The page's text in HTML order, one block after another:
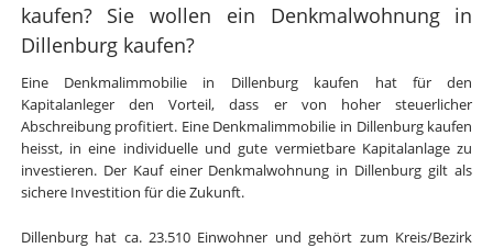
kaufen? Sie wollen ein Denkmalwohnung in
Dillenburg kaufen?
Eine Denkmalimmobilie in Dillenburg kaufen hat für den
Kapitalanleger den Vorteil, dass er von hoher steuerlicher
Abschreibung profitiert. Eine Denkmalimmobilie in Dillenburg kaufen
heisst, in eine individuelle und gute vermietbare Kapitalanlage zu
investieren. Der Kauf einer Denkmalwohnung in Dillenburg gilt als
sichere Investition für die Zukunft.
Dillenburg hat ca. 23.510 Einwohner und gehört zum Kreis/Bezirk